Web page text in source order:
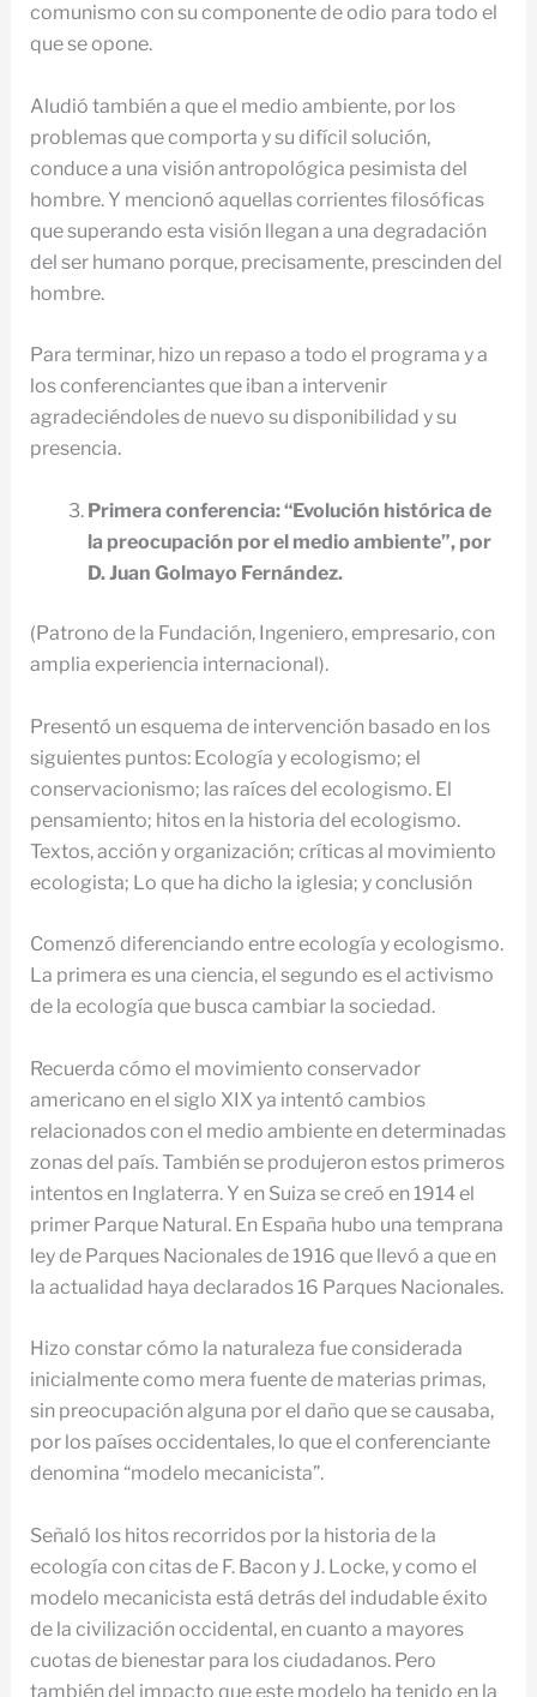
comunismo con su componente de odio para todo el
que se opone.
Aludió también a que el medio ambiente, por los
problemas que comporta y su difícil solución,
conduce a una visión antropológica pesimista del
hombre. Y mencionó aquellas corrientes filosóficas
que superando esta visión llegan a una degradación
del ser humano porque, precisamente, prescinden del
hombre.
Para terminar, hizo un repaso a todo el programa y a
los conferenciantes que iban a intervenir
agradeciéndoles de nuevo su disponibilidad y su
presencia.
Primera conferencia: “Evolución histórica de
la preocupación por el medio ambiente”, por
D. Juan Golmayo Fernández.
(Patrono de la Fundación, Ingeniero, empresario, con
amplia experiencia internacional).
Presentó un esquema de intervención basado en los
siguientes puntos: Ecología y ecologismo; el
conservacionismo; las raíces del ecologismo. El
pensamiento; hitos en la historia del ecologismo.
Textos, acción y organización; críticas al movimiento
ecologista; Lo que ha dicho la iglesia; y conclusión
Comenzó diferenciando entre ecología y ecologismo.
La primera es una ciencia, el segundo es el activismo
de la ecología que busca cambiar la sociedad.
Recuerda cómo el movimiento conservador
americano en el siglo XIX ya intentó cambios
relacionados con el medio ambiente en determinadas
zonas del país. También se produjeron estos primeros
intentos en Inglaterra. Y en Suiza se creó en 1914 el
primer Parque Natural. En España hubo una temprana
ley de Parques Nacionales de 1916 que llevó a que en
la actualidad haya declarados 16 Parques Nacionales.
Hizo constar cómo la naturaleza fue considerada
inicialmente como mera fuente de materias primas,
sin preocupación alguna por el daño que se causaba,
por los países occidentales, lo que el conferenciante
denomina “modelo mecanicista”.
Señaló los hitos recorridos por la historia de la
ecología con citas de F. Bacon y J. Locke, y como el
modelo mecanicista está detrás del indudable éxito
de la civilización occidental, en cuanto a mayores
cuotas de bienestar para los ciudadanos. Pero
también del impacto que este modelo ha tenido en la